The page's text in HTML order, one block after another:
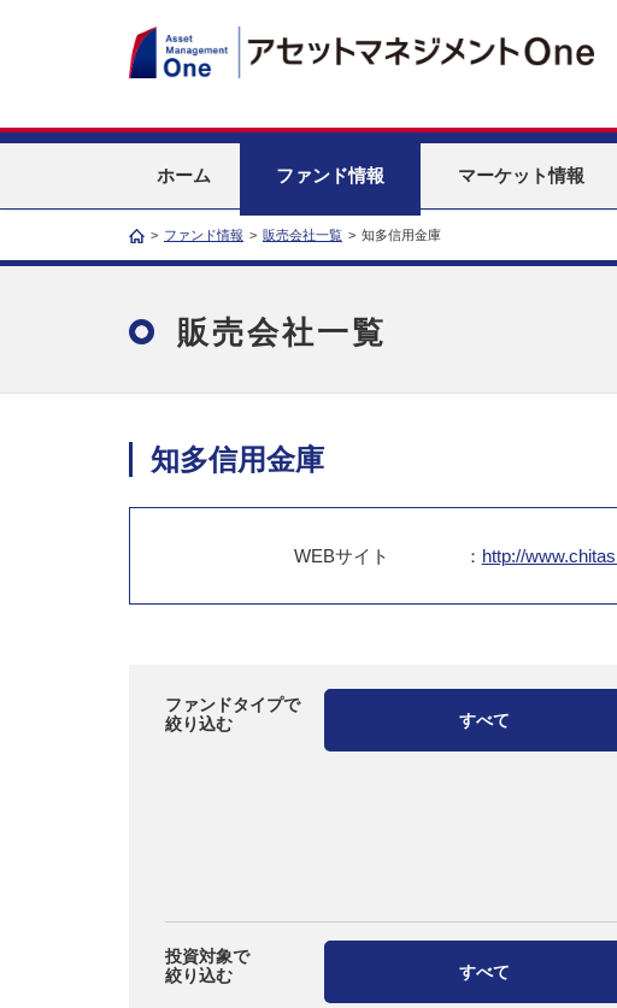
ホーム ファンド情報 マーケット情報
> ファンド情報 > 販売会社一覧 > 知多信用金庫
販売会社一覧
知多信用金庫
WEBサイト ： http://
ファンドタイプで
絞り込む
すべて
投資対象で
絞り込む
すべて